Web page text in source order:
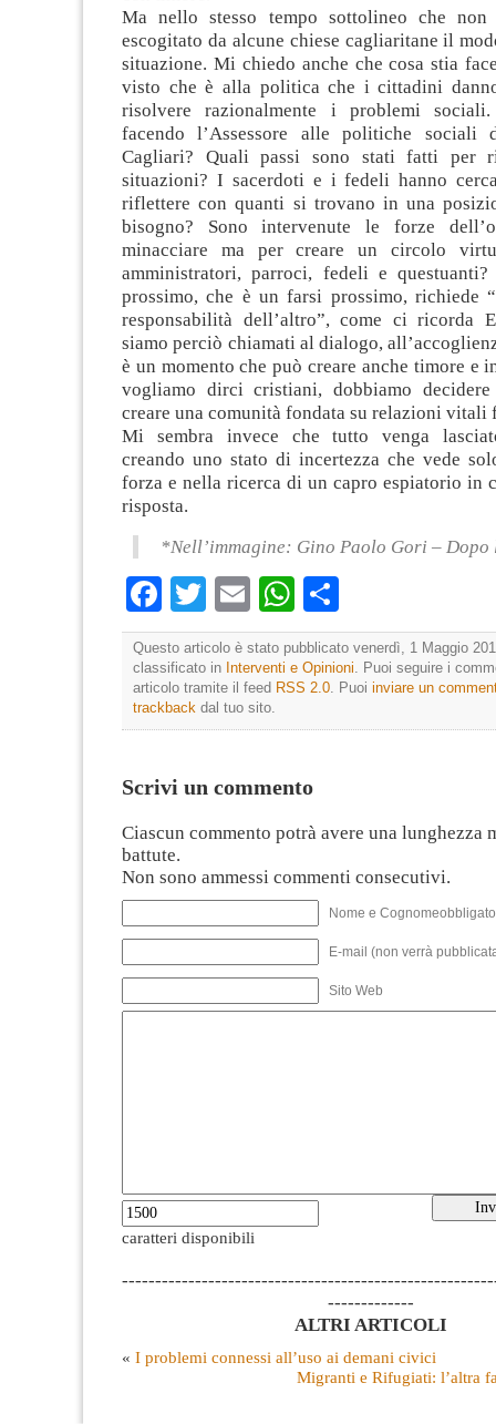
Ma nello stesso tempo sottolineo che
escogitato da alcune chiese cagliaritane il
situazione. Mi chiedo anche che cosa stia
visto che è alla politica che i cittadini
risolvere razionalmente i problemi
facendo l’Assessore alle politiche sociali
Cagliari? Quali passi sono stati fatti per
situazioni? I sacerdoti e i fedeli hanno
riflettere con quanti si trovano in una
bisogno? Sono intervenute le forze
minacciare ma per creare un circolo
amministratori, parroci, fedeli e
prossimo, che è un farsi prossimo, richiede
responsabilità dell’altro”, come ci ricorda
siamo perciò chiamati al dialogo,
è un momento che può creare anche timore e
vogliamo dirci cristiani, dobbiamo
creare una comunità fondata su relazioni
Mi sembra invece che tutto venga
creando uno stato di incertezza che vede
forza e nella ricerca di un capro espiatorio in
risposta.
*Nell’immagine: Gino Paolo Gori – Dopo
Facebook
TwitterEmailWhatsApp
Questo articolo è stato pubblicato venerdì, 1 Maggio
classificato in Interventi e Opinioni . Puoi seguire i
articolo tramite il feed RSS 2.0 . Puoi inviare un
trackback dal tuo sito.
Scrivi un commento
Ciascun commento potrà avere una lunghezza
battute.
Non sono ammessi commenti consecutivi.
Nome e
E-mail (non verrà
Sito Web
caratteri disponibili
-------------
ALTRI ARTICOLI
« I problemi connessi all’uso ai demani civici
Migranti e Rifugiati: l’altra